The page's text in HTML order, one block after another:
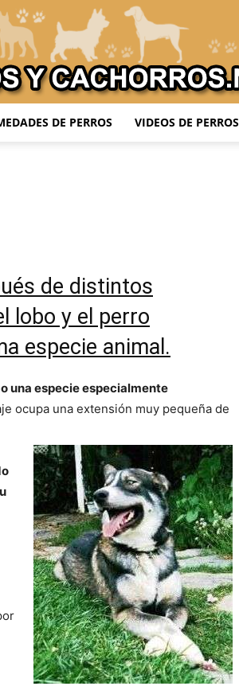
–
Razas
de
Perros
DE PERROS VIDEOS DE PERROS
de distintos
lobo y el perro
especie animal.
una especie especialmente
ocupa una extensión muy pequeña de